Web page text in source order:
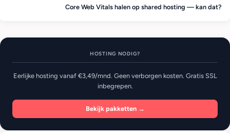
Core Web Vitals halen op shared hosting — kan dat?
HOSTING NODIG?
Eerlijke hosting vanaf €3,49/mnd. Geen verborgen kosten. Gratis SSL
inbegrepen.
Bekijk pakketten →